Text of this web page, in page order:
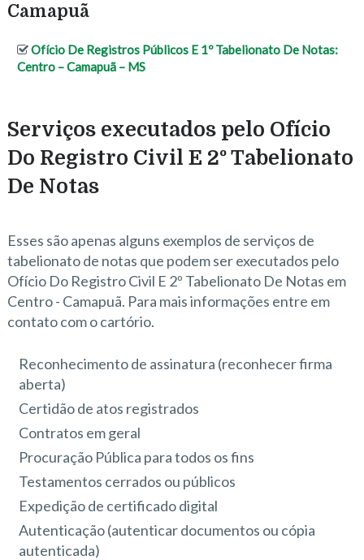
Camapuã
Ofício De Registros Públicos E 1º Tabelionato De Notas:
Centro – Camapuã – MS
Serviços executados pelo Ofício
Do Registro Civil E 2º Tabelionato
De Notas
Esses são apenas alguns exemplos de serviços de
tabelionato de notas que podem ser executados pelo
Ofício Do Registro Civil E 2º Tabelionato De Notas em
Centro - Camapuã. Para mais informações entre em
contato com o cartório.
Reconhecimento de assinatura (reconhecer firma
aberta)
Certidão de atos registrados
Contratos em geral
Procuração Pública para todos os fins
Testamentos cerrados ou públicos
Expedição de certificado digital
Autenticação (autenticar documentos ou cópia
autenticada)